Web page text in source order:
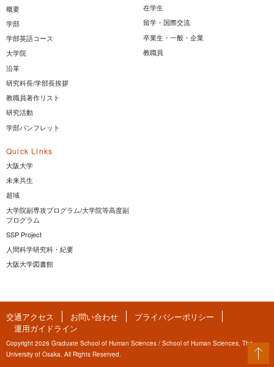
概要
学部
学部英語コース
大学院
沿革
研究科長/学部長挨拶
教職員著作リスト
研究活動
学部パンフレット
在学生
留学・国際交流
卒業生・一般・企業
教職員
Quick Links
大阪大学
未来共生
超域
大学院副専攻プログラム/大学院等高度副
プログラム
SSP Project
人間科学研究科・紀要
大阪大学図書館
交通アクセス お問い合わせ
プライバシーポリシー
運用ガイドライン
Copyright 2026 Graduate School of Human Sciences / School of Human Sciences, The
University of Osaka. All Rights Reserved.